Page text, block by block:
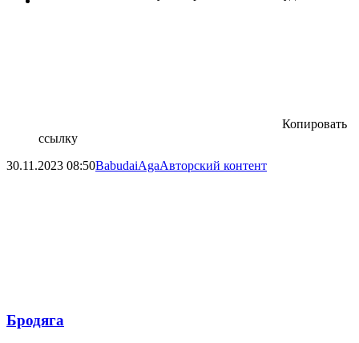
Копировать
ссылку
30.11.2023 08:50BabudaiAgaАвторский контент
Бродяга